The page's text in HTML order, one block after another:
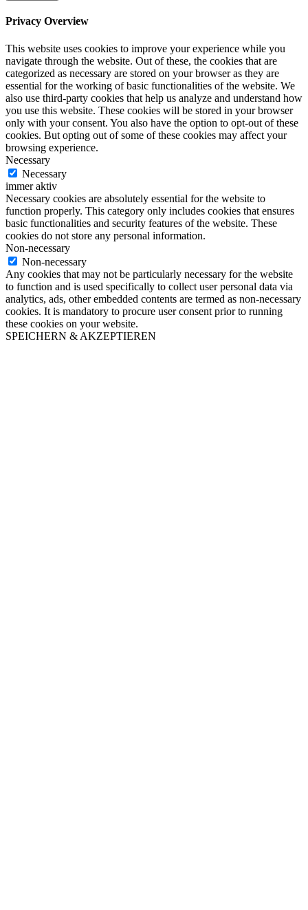
Privacy Overview
This website uses cookies to improve your experience while you
navigate through the website. Out of these, the cookies that are
categorized as necessary are stored on your browser as they are
essential for the working of basic functionalities of the website. We
also use third-party cookies that help us analyze and understand how
you use this website. These cookies will be stored in your browser
only with your consent. You also have the option to opt-out of these
cookies. But opting out of some of these cookies may affect your
browsing experience.
Necessary
Necessary
immer aktiv
Necessary cookies are absolutely essential for the website to
function properly. This category only includes cookies that ensures
basic functionalities and security features of the website. These
cookies do not store any personal information.
Non-necessary
Non-necessary
Any cookies that may not be particularly necessary for the website
to function and is used specifically to collect user personal data via
analytics, ads, other embedded contents are termed as non-necessary
cookies. It is mandatory to procure user consent prior to running
these cookies on your website.
SPEICHERN & AKZEPTIEREN